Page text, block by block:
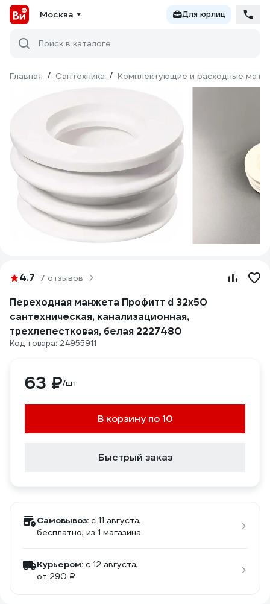
Москва Для юрлиц
Поиск в каталоге
Главная / Сантехника / Комплектующие и расходные
4.7 7 отзывов
Переходная манжета Профитт d 32x50
сантехническая, канализационная,
трехлепестковая, белая 2227480
Код товара: 24955911
63 ₽/шт
В корзину по 10
Быстрый заказ
Самовывоз: c 11 августа,
бесплатно, из 1 магазина
Курьером: c 12 августа,
от 290 ₽